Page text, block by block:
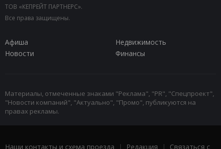
ТОВ «КЕПРЕЙТ ПАРТНЕРС».
Все права защищены.
Афиша
Недвижимость
Новости
Финансы
Материалы, отмеченные знаками "Реклама", "PR", "Спецпроект",
"Новости компаний", "Актуально", "Промо", публикуются на
правах рекламы.
Наши контакты и схема проезда | Редакция | Связаться с